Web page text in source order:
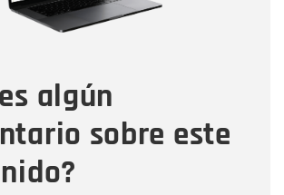
algún
sobre este